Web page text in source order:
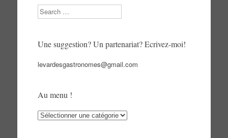
Search
Une suggestion? Un partenariat? Ecrivez-moi!
levardesgastronomes@gmail.com
Au menu !
Au